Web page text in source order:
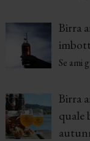
Birra
Se ami
Birra
quale